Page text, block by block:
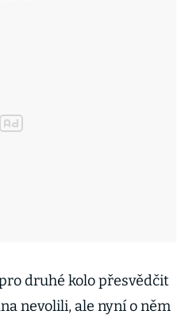
druhé kolo přesvědčit
nevolili, ale nyní o něm